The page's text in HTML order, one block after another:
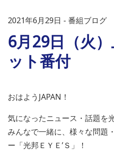
2021年6月29日 番組ブログ
6月29日（火
ット番付
おはようJAPAN！
気になったニュース・話題を
みんなで一緒に、様々な問題
ー「光邦ＥＹＥ’Ｓ」！